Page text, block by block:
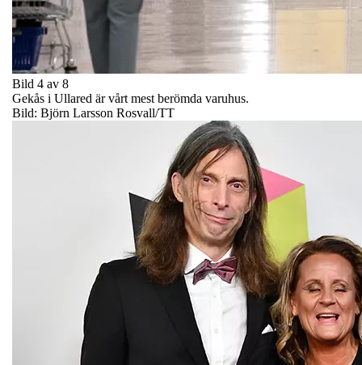
Bild 4 av 8
Gekås i Ullared är vårt mest berömda varuhus.
Bild: Björn Larsson Rosvall/TT